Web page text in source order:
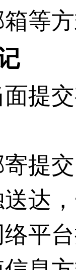
等
交
交
达
台